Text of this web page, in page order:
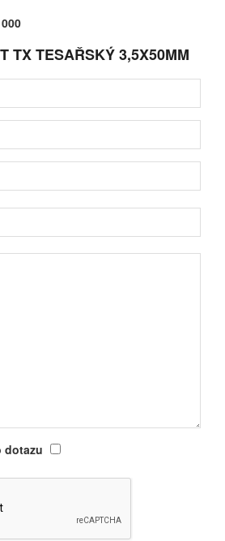
TX TESAŘSKÝ 3,5X50MM
dotazu